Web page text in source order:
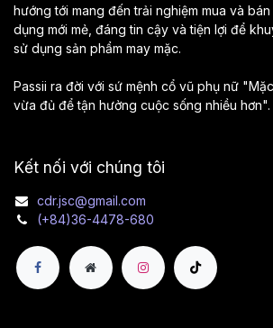
hướng tới mang đến trải nghiệm mua và
dụng mới mẻ, đáng tin cậy và tiện lợi để
sử dụng sản phẩm may mặc.
Passii ra đời với sứ mệnh cổ vũ phụ nữ
vừa đủ để tận hưởng cuộc sống nhiều hơn".
Kết nối với chúng tôi
cdr.jsc@gmail.com
(+84)36-4478-680